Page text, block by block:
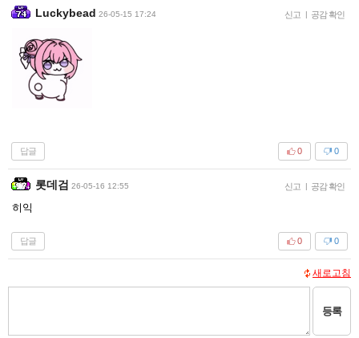
Luckybead 26-05-15 17:24 신고 | 공감 확인
답글 0
0
롯데검 26-05-16 12:55 신고 | 공감 확인
히익
답글 0
0
새로고침
등록